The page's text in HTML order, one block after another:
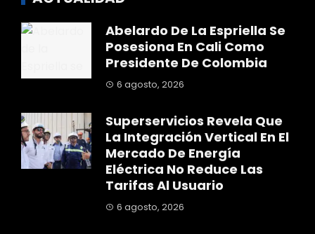
Abelardo De La Espriella Se
Posesiona En Cali Como
Presidente De Colombia
6 agosto, 2026
Superservicios Revela Que
La Integración Vertical En El
Mercado De Energía
Eléctrica No Reduce Las
Tarifas Al Usuario
6 agosto, 2026